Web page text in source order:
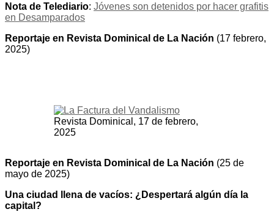
Nota de Telediario: Jóvenes son detenidos por hacer grafitis
en Desamparados
Reportaje en Revista Dominical de La Nación (17 febrero,
2025)
Revista Dominical, 17 de febrero,
2025
Reportaje en Revista Dominical de La Nación (25 de
mayo de 2025)
Una ciudad llena de vacíos: ¿Despertará algún día la
capital?